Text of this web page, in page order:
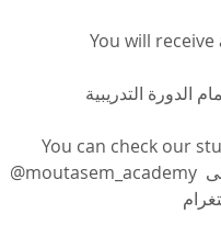
You will
الدورة التدريبية
You can check our
@moutasem_academy يمكنكم الإطلاع على أعمال طلابنا القدامى عبر صفحتنا على